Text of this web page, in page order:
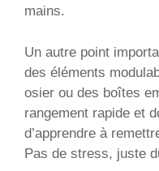
mains.
Un autre point
des éléments
osier ou des boîtes
rangement rapide et
d’apprendre à
Pas de stress, juste